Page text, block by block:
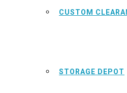
CUSTOM
STORAGE DEPOT